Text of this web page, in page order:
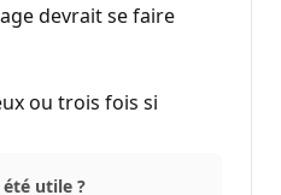
devrait se faire
ou trois fois si
utile ?